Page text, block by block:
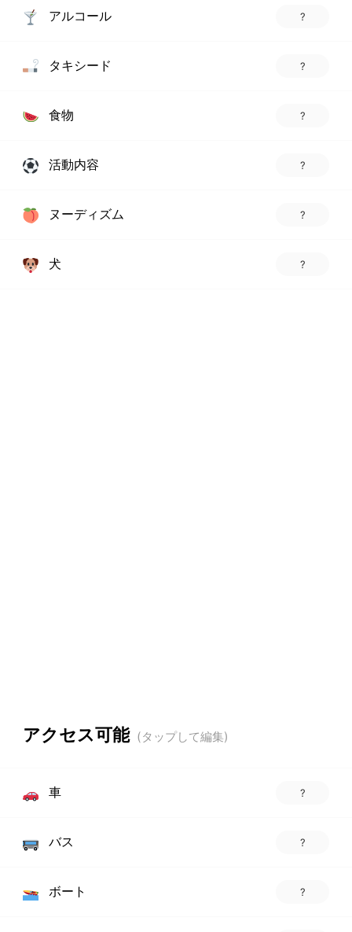
アルコール ?
タキシード ?
食物 ?
活動内容 ?
ヌーディズム ?
犬 ?
アクセス可能
車 ?
バス ?
ボート ?